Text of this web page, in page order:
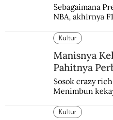
Sebagaimana
NBA, akhirnya
enam dekade
Kultur
Manisnya
Pahitnya
Sosok crazy
Menimbun
Kultur